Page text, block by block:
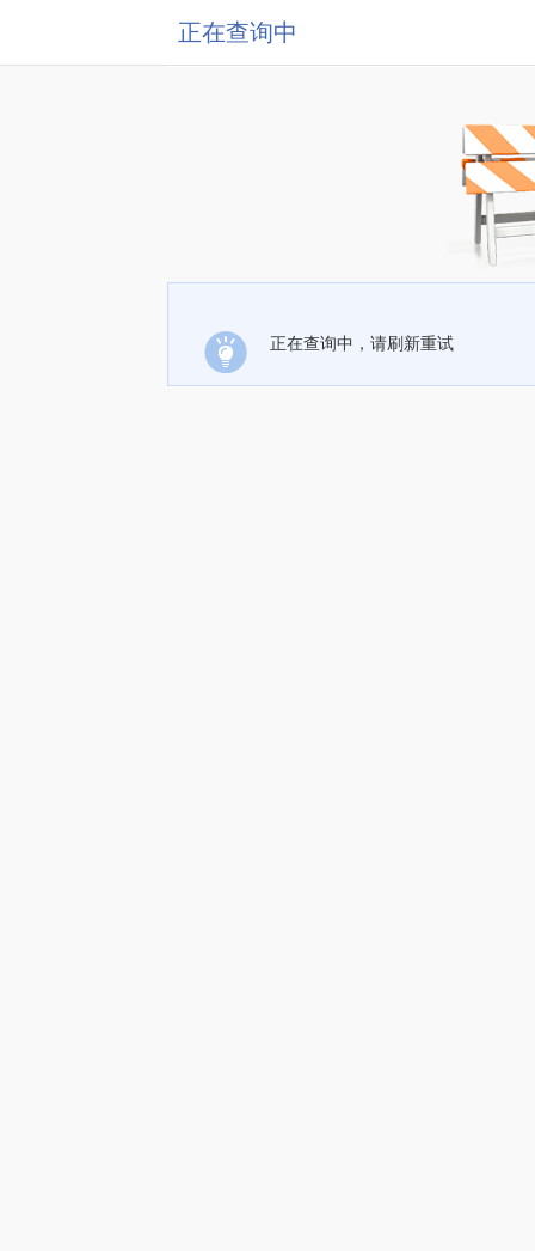
正在查询中
正在查询中，请刷新重试